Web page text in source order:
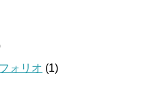
ォリオ (1)